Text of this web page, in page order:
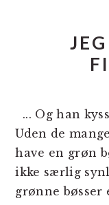
... Og han
Uden de
have en grøn
ikke særlig
grønne bøsser